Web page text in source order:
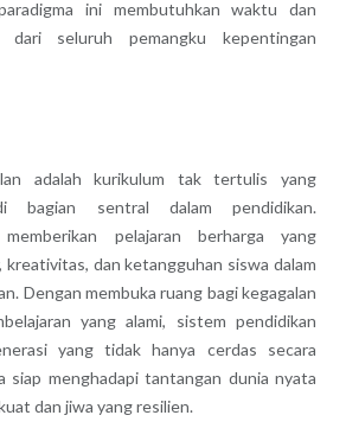
ini membutuhkan waktu dan
dari seluruh pemangku kepentingan
adalah kurikulum tak tertulis yang
bagian sentral dalam pendidikan.
pelajaran berharga yang
dan ketangguhan siswa dalam
Dengan membuka ruang bagi kegagalan
yang alami, sistem pendidikan
yang tidak hanya cerdas secara
siap menghadapi tantangan dunia nyata
dan jiwa yang resilien.